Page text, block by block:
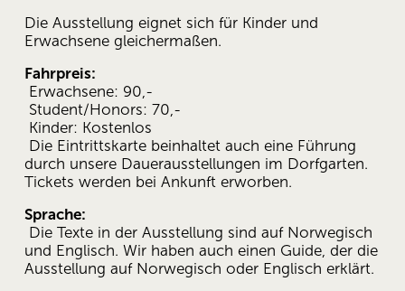
Die Ausstellung eignet sich für Kinder und
Erwachsene gleichermaßen.
Fahrpreis:
Erwachsene: 90,-
Student/Honors: 70,-
Kinder: Kostenlos
durch unsere Dauerausstellungen im Dorfgarten.
Tickets werden bei Ankunft erworben.
Sprache:
und Englisch. Wir haben auch einen Guide, der die
Ausstellung auf Norwegisch oder Englisch erklärt.